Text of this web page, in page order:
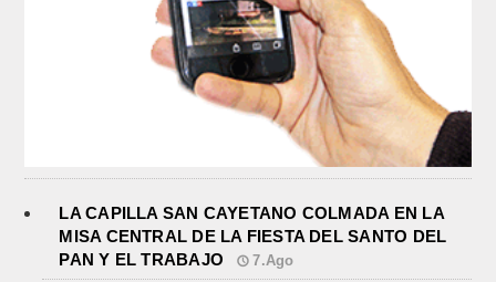
LA CAPILLA SAN CAYETANO COLMADA EN LA
MISA CENTRAL DE LA FIESTA DEL SANTO DEL
PAN Y EL TRABAJO
7.Ago